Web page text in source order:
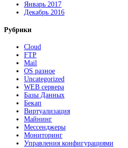
Январь 2017
Декабрь 2016
Рубрики
Cloud
FTP
Mail
OS разное
Uncategorized
WEB сервера
Базы Данных
Бекап
Виртуализация
Майнинг
Мессенджеры
Мониторинг
Управления конфигурациями